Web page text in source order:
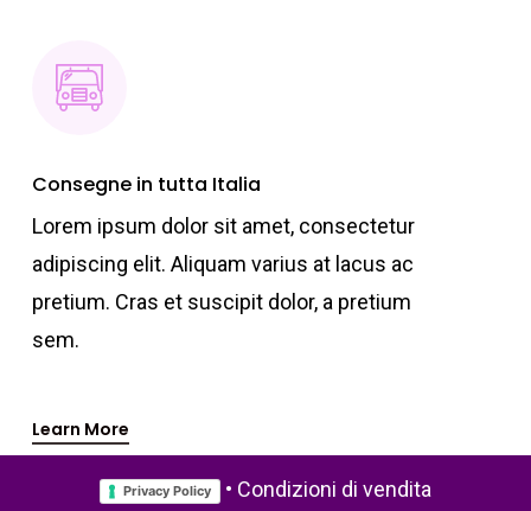
Consegne in tutta Italia
Lorem ipsum dolor sit amet, consectetur
adipiscing elit. Aliquam varius at lacus ac
pretium. Cras et suscipit dolor, a pretium
sem.
Learn More
Privacy Policy • Condizioni di vendita